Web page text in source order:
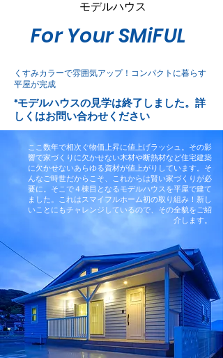
モデルハウス
For Your SMiFUL
くすみカラーで雰囲気アップ！コンパクトに暮らす
平屋が完成
*モデルハウスの見学は終了しました。詳
しくはお問い合わせください
ここ数年で相次ぐ物価上昇に値上げラッシュ。その影
響で家づくりに欠かせない木材や断熱材など住宅建築
に欠かせないあらゆる資材が値上がりしています。そ
んなご時世だからこそ、これからは賢い家づくりが必
要に。そこで４棟目となるモデルハウスを平屋で建て
ました。これはスマイフルホーム初の取り組み！新し
いことにもチャレンジしているので、その全貌をご紹
介します。